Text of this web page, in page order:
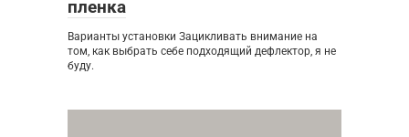
пленка
Варианты установки Зацикливать внимание на
том, как выбрать себе подходящий дефлектор, я не
буду.